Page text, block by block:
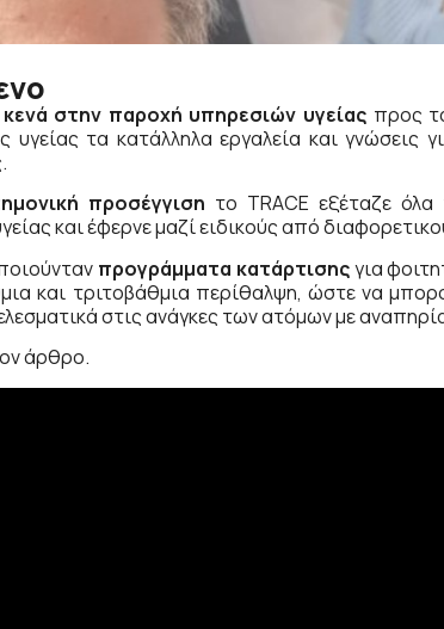
στην παροχή υπηρεσιών υγείαςπρος
υγείας τα κατάλληλα εργαλεία και
προσέγγιση το TRACE εξέταζε
και έφερνε μαζί ειδικούς από
προγράμματα κατάρτισηςγια
και τριτοβάθμια περίθαλψη, ώστε να
στις ανάγκες των ατόμων με
άρθρο.